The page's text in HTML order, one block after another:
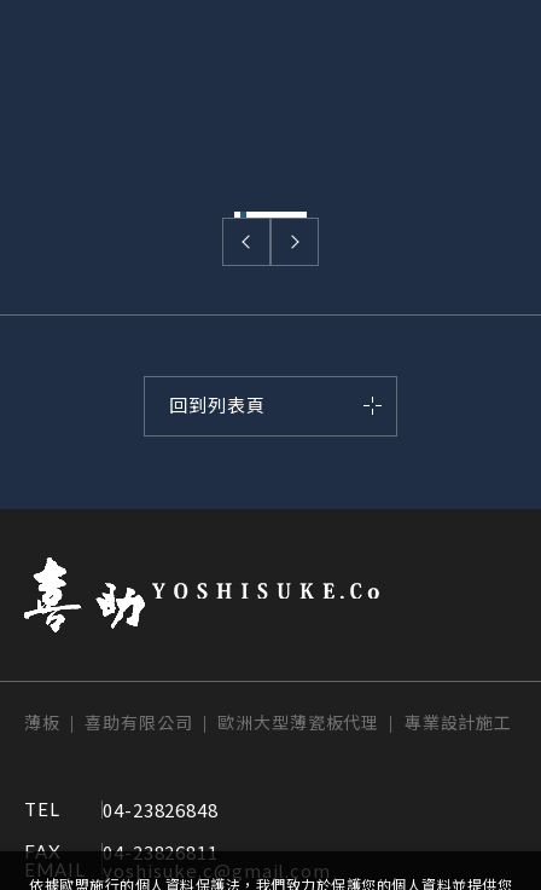
回到列表頁
薄板 | 喜助有限公司 | 歐洲大型薄瓷板代理 | 專業設計施工
TEL 04-23826848
FAX 04-23826811
EMAIL yoshisuke.c@gmail.com